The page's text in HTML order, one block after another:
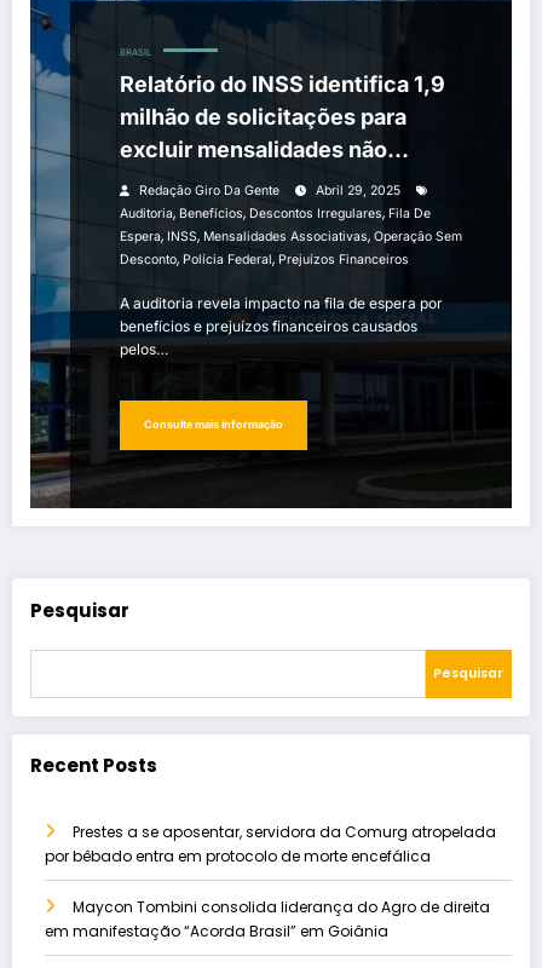
BRASIL
Relatório do INSS identifica 1,9
milhão de solicitações para
excluir mensalidades não
autorizadas
Redação Giro Da Gente
Abril 29, 2025
Auditoria, Benefícios, Descontos Irregulares, Fila De
Espera, INSS, Mensalidades Associativas, Operação Sem
Desconto, Polícia Federal, Prejuízos Financeiros
A auditoria revela impacto na fila de espera por
benefícios e prejuízos financeiros causados
pelos…
Consulte mais informação
Pesquisar
Pesquisar
Recent Posts
Prestes a se aposentar, servidora da Comurg atropelada
por bêbado entra em protocolo de morte encefálica
Maycon Tombini consolida liderança do Agro de direita
em manifestação “Acorda Brasil” em Goiânia